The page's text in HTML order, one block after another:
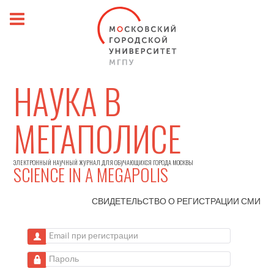
НАУКА В
МЕГАПОЛИСЕ
ЭЛЕКТРОННЫЙ НАУЧНЫЙ ЖУРНАЛ ДЛЯ ОБУЧАЮЩИХСЯ ГОРОДА МОСКВЫ
SCIENCE IN A MEGAPOLIS
СВИДЕТЕЛЬСТВО О РЕГИСТРАЦИИСМИ
Email при регистрации
Пароль